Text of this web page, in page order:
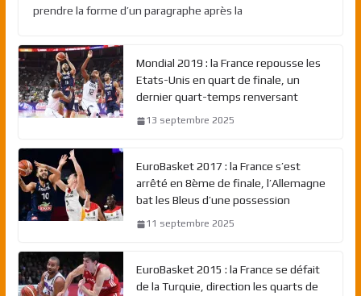
prendre la forme d’un paragraphe après la
Mondial 2019 : la France repousse les
Etats-Unis en quart de finale, un
dernier quart-temps renversant
13 septembre 2025
EuroBasket 2017 : la France s’est
arrêté en 8ème de finale, l’Allemagne
bat les Bleus d’une possession
11 septembre 2025
EuroBasket 2015 : la France se défait
de la Turquie, direction les quarts de